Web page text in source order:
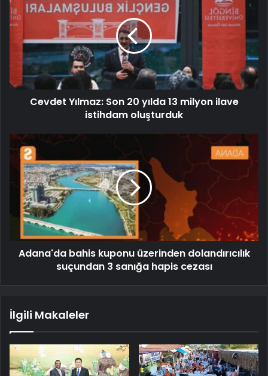
Cevdet Yılmaz: Son 20 yılda 13 milyon ilave
istihdam oluşturduk
Adana'da bahis kuponu üzerinden dolandırıcılık
suçundan 3 sanığa hapis cezası
İlgili Makaleler